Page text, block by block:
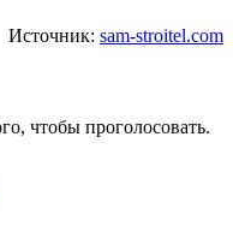
Источник: sam-stroitel.com
чтобы проголосовать.